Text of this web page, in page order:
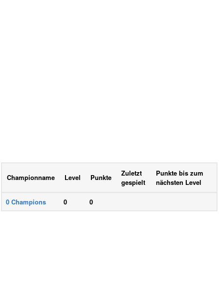
Championname Level Punkte
Zuletzt
gespielt
Punkte bis zum
nächsten Level
0 Champions 0 0